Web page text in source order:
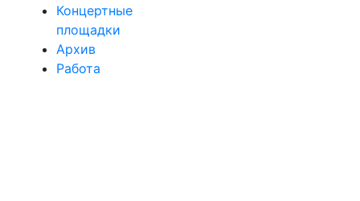
Концертные
площадки
Архив
Работа